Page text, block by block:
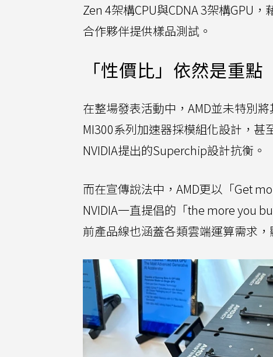
Zen 4架構CPU與CDNA 3架構GPU
合作夥伴提供樣品測試。
「性價比」依然是重點
在整場發表活動中，AMD並未特別
MI300系列加速器採模組化設計，甚
NVIDIA提出的Superchip設計抗衡。
而在宣傳說法中，AMD更以「Get
NVIDIA一直提倡的「the more you
前產品線也涵蓋各類雲端運算需求，